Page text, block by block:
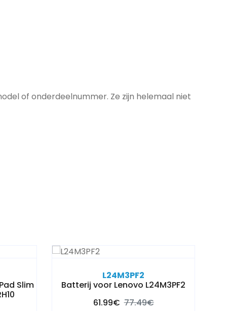
of onderdeelnummer. Ze zijn helemaal niet
Slim
L24M3PF2
Batterij voor Lenovo L24M3PF2
61.99€ 77.49€